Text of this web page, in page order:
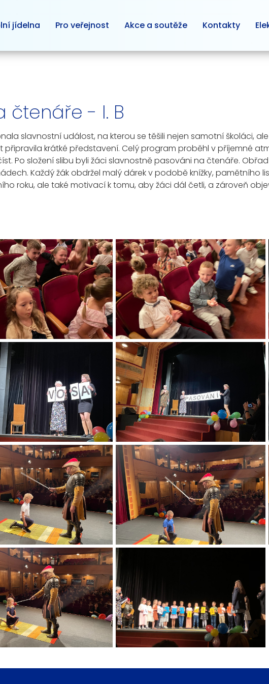
jídelna Pro veřejnost Akce a soutěže Kontakty
čtenáře - I. B
slavnostní událost, na kterou se těšili nejen samotní školáci,
připravila krátké představení. Celý program proběhl v příjemné
Po složení slibu byli žáci slavnostně pasováni na čtenáře.
Každý žák obdržel malý dárek v podobě knížky, pamětního
roku, ale také motivací k tomu, aby žáci dál četli, a zároveň